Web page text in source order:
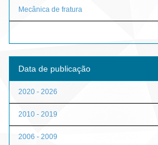
Mecânica de fratura
Data de publicação
2020 - 2026
2010 - 2019
2006 - 2009